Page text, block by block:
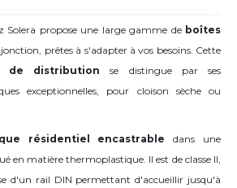
Solera propose une large gamme de boîtes
prêtes à s'adapter à vos besoins. Cette
de distributionse distingue par ses
exceptionnelles, pour cloison sèche ou
résidentiel encastrable dans une
en matière thermoplastique. Il est de classe II,
d'un rail DIN permettant d'accueillir jusqu'à